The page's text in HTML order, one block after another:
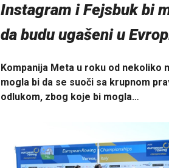
Instagram i Fejsbuk bi
da budu ugašeni u
Kompanija Meta u roku od nekoliko
mogla bi da se suoči sa krupnom
odlukom, zbog koje bi mogla…